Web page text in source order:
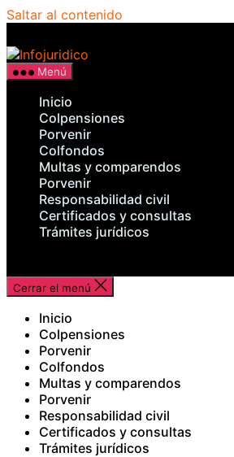
Saltar al contenido
Menú
Inicio
Colpensiones
Porvenir
Colfondos
Multas y comparendos
Porvenir
Responsabilidad civil
Certificados y consultas
Trámites jurídicos
Cerrar el menú
Inicio
Colpensiones
Porvenir
Colfondos
Multas y comparendos
Porvenir
Responsabilidad civil
Certificados y consultas
Trámites jurídicos